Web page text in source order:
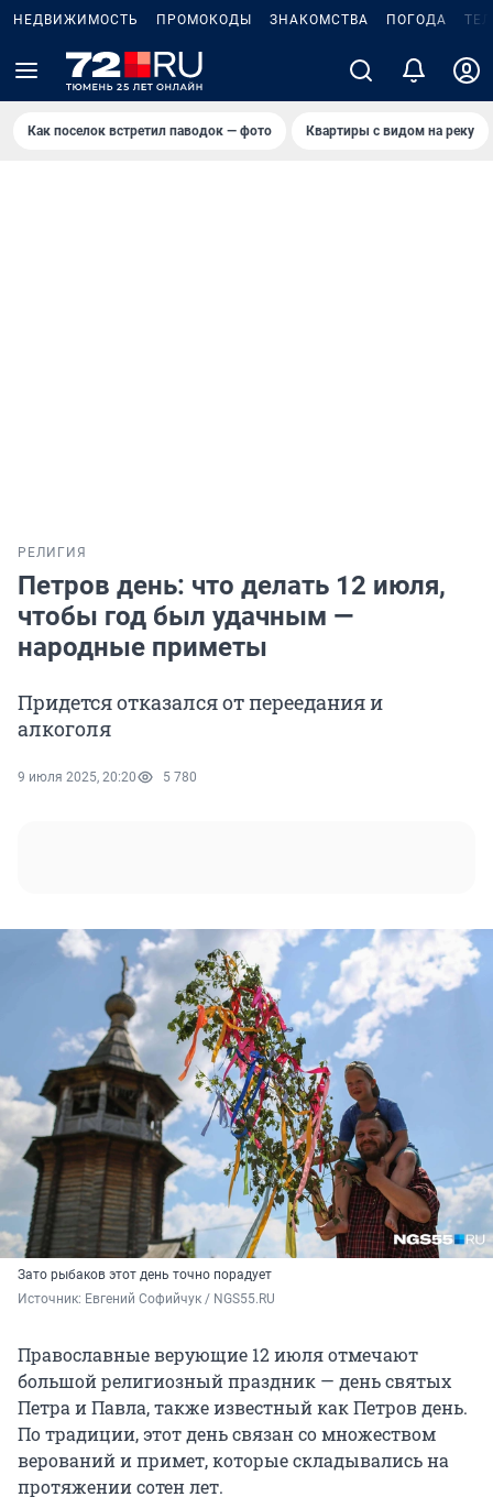
НЕДВИЖИМОСТЬ ПРОМОКОДЫ ЗНАКОМСТВА ПОГОДА
Как поселок встретил паводок — фото Квартиры с видом на реку
РЕЛИГИЯ
Петров день: что делать 12 июля,
чтобы год был удачным —
народные приметы
Придется отказался от переедания и
алкоголя
9 июля 2025, 20:20 5 780
Зато рыбаков этот день точно порадует
Источник: Евгений Софийчук / NGS55.RU
Православные верующие 12 июля отмечают
большой религиозный праздник — день святых
Петра и Павла, также известный как Петров день.
По традиции, этот день связан со множеством
верований и примет, которые складывались на
протяжении сотен лет.